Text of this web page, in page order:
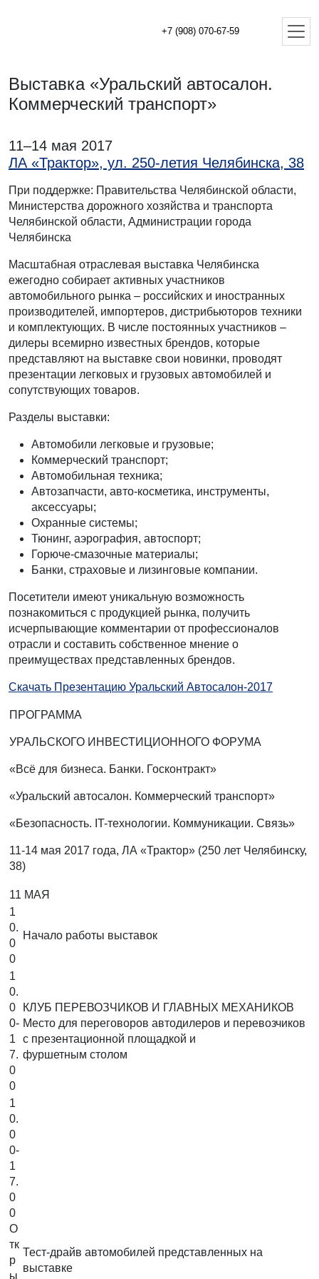
+7 (908) 070-67-59
Выставка «Уральский автосалон.
Коммерческий транспорт»
11–14 мая 2017
ЛА «Трактор», ул. 250-летия Челябинска, 38
При поддержке: Правительства Челябинской области,
Министерства дорожного хозяйства и транспорта
Челябинской области, Администрации города
Челябинска
Масштабная отраслевая выставка Челябинска
ежегодно собирает активных участников
автомобильного рынка – российских и иностранных
производителей, импортеров, дистрибьюторов техники
и комплектующих. В числе постоянных участников –
дилеры всемирно известных брендов, которые
представляют на выставке свои новинки, проводят
презентации легковых и грузовых автомобилей и
сопутствующих товаров.
Разделы выставки:
Автомобили легковые и грузовые;
Коммерческий транспорт;
Автомобильная техника;
Автозапчасти, авто-косметика, инструменты,
аксессуары;
Охранные системы;
Тюнинг, аэрография, автоспорт;
Горюче-смазочные материалы;
Банки, страховые и лизинговые компании.
Посетители имеют уникальную возможность
познакомиться с продукцией рынка, получить
исчерпывающие комментарии от профессионалов
отрасли и составить собственное мнение о
преимуществах представленных брендов.
Скачать Презентацию Уральский Автосалон-2017
ПРОГРАММА
УРАЛЬСКОГО ИНВЕСТИЦИОННОГО ФОРУМА
«Всё для бизнеса. Банки. Госконтракт»
«Уральский автосалон. Коммерческий транспорт»
«Безопасность. IT-технологии. Коммуникации. Связь»
11-14 мая 2017 года, ЛА «Трактор» (250 лет Челябинску,
38)
11 МАЯ
1
0.
0
0
Начало работы выставок
1
0.
0
0-
1
7.
0
0
КЛУБ ПЕРЕВОЗЧИКОВ И ГЛАВНЫХ МЕХАНИКОВ
Место для переговоров автодилеров и перевозчиков
с презентационной площадкой и
фуршетным столом
1
0.
0
0-
1
7.
0
0
О
тк
р
ы
Тест-драйв автомобилей представленных на
выставке